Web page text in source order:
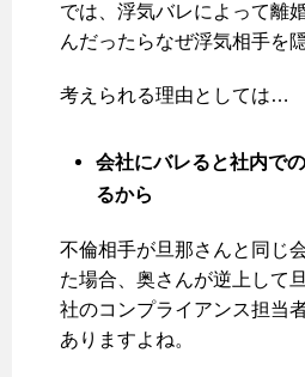
では、浮気バレによって離
んだったらなぜ浮気相手を
考えられる理由としては…
会社にバレると社内で
るから
不倫相手が旦那さんと同じ
た場合、奥さんが逆上して
社のコンプライアンス担当
ありますよね。